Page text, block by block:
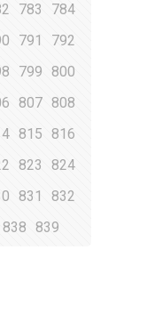
783
784
791
792
799
800
807 808
815
816
823
824
831
832
838 839